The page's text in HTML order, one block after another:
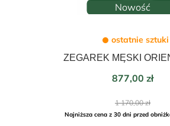
Nowość
ostatnie sztuki
Cena
877,00 zł
Cena
1 170,00 zł
Najniższa cena z 30 dni przed